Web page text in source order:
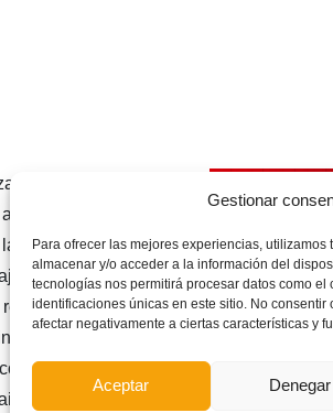
Gestionar
Para ofrecer las mejores experiencias,
almacenar y/o acceder a la información del
tecnologías nos permitirá procesar datos como
identificaciones únicas en este sitio. No consentir
afectar negativamente a ciertas características y
Aceptar Denegar
sede de la Real
en la tarde de
primera ronda
el Rey, en la
CF. Los
Conquense,
viajarán hasta las